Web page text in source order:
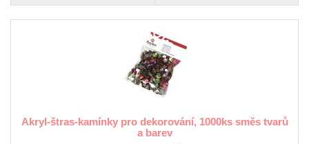
Akryl-štras-kamínky pro dekorování, 1000ks směs tvarů
a barev